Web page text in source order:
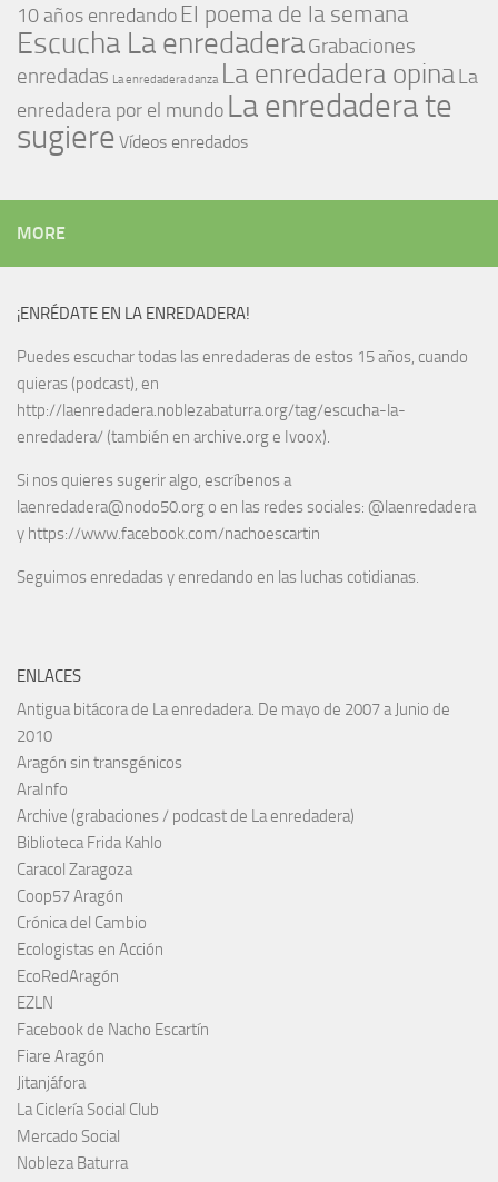
10 años enredando El poema de la semana
Escucha La enredaderaGrabaciones
enredadas La enredadera danza La enredadera opina La
enredadera por el mundo La enredadera te
sugiere Vídeos enredados
MORE
¡ENRÉDATE EN LA ENREDADERA!
Puedes escuchar todas las enredaderas de estos 15 años, cuando
quieras (podcast), en
http://laenredadera.noblezabaturra.org/tag/escucha-la-
enredadera/ (también en archive.org e Ivoox).
Si nos quieres sugerir algo, escríbenos a
laenredadera@nodo50.org o en las redes sociales: @laenredadera
y https://www.facebook.com/nachoescartin
Seguimos enredadas y enredando en las luchas cotidianas.
ENLACES
Antigua bitácora de La enredadera. De mayo de 2007 a Junio de
2010
Aragón sin transgénicos
AraInfo
Archive (grabaciones / podcast de La enredadera)
Biblioteca Frida Kahlo
Caracol Zaragoza
Coop57 Aragón
Crónica del Cambio
Ecologistas en Acción
EcoRedAragón
EZLN
Facebook de Nacho Escartín
Fiare Aragón
Jitanjáfora
La Ciclería Social Club
Mercado Social
Nobleza Baturra